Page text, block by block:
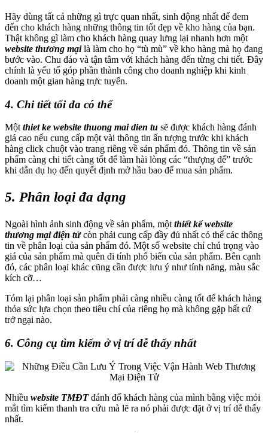
Hãy dùng tất cả những gì trực quan nhất, sinh động nhất để đem
đến cho khách hàng những thông tin tốt đẹp về kho hàng của bạn.
Thật không gì làm cho khách hàng quay lưng lại nhanh hơn một
website thương mạilà làm cho họ “tù mù” về kho hàng mà họ đang
bước vào. Chu đáo và tận tâm với khách hàng đến từng chi tiết. Đây
chính là yếu tố góp phần thành công cho doanh nghiệp khi kinh
doanh một gian hàng trực tuyến.
4. Chi tiết tối đa có thể
Mộtthiet ke website thuong mai dien tu sẽ được khách hàng đánh
giá cao nếu cung cấp một vài thông tin ấn tượng trước khi khách
hàng click chuột vào trang riêng về sản phẩm đó. Thông tin về sản
phẩm càng chi tiết càng tốt để làm hài lòng các “thượng đế” trước
khi dẫn dụ họ đến quyết định mở hầu bao để mua sản phẩm.
5. Phân loại đa dạng
Ngoài hình ảnh sinh động về sản phẩm, mộtthiết kế website
thương mại điện tửcòn phải cung cấp đầy đủ nhất có thể các thông
tin về phân loại của sản phẩm đó. Một số website chỉ chú trọng vào
giá của sản phẩm mà quên đi tính phổ biến của sản phẩm. Bên cạnh
đó, các phân loại khác cũng cần được lưu ý như tính năng, màu sắc
kích cỡ…
Tóm lại phân loại sản phẩm phải càng nhiều càng tốt để khách hàng
thỏa sức lựa chọn theo tiêu chí của riêng họ mà không gặp bất cứ
trở ngại nào.
6. Công cụ tìm kiếm ở vị trí dễ thấy nhất
Nhiều website TMĐTđánh đố khách hàng của mình bằng việc mỏi
mắt tìm kiếm thanh tra cứu mà lẽ ra nó phải được đặt ở vị trí dễ thấy
nhất.